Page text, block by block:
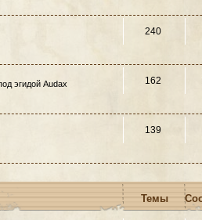
240
эгидой Audax
162
139
Темы